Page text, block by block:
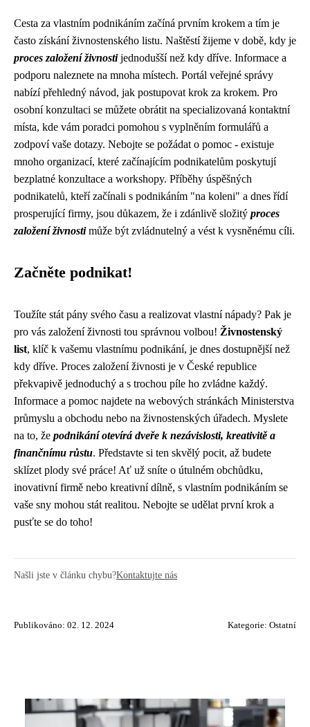
Cesta za vlastním podnikáním začíná prvním krokem a tím je
často získání živnostenského listu. Naštěstí žijeme v době, kdy je
proces založení živnostijednodušší než kdy dříve. Informace a
podporu naleznete na mnoha místech. Portál veřejné správy
nabízí přehledný návod, jak postupovat krok za krokem. Pro
osobní konzultaci se můžete obrátit na specializovaná kontaktní
místa, kde vám poradci pomohou s vyplněním formulářů a
zodpoví vaše dotazy. Nebojte se požádat o pomoc - existuje
mnoho organizací, které začínajícím podnikatelům poskytují
bezplatné konzultace a workshopy. Příběhy úspěšných
podnikatelů, kteří začínali s podnikáním "na koleni" a dnes řídí
prosperující firmy, jsou důkazem, že i zdánlivě složitý proces
založení živnostimůže být zvládnutelný a vést k vysněnému cíli.
Začněte podnikat!
Toužíte stát pány svého času a realizovat vlastní nápady? Pak je
pro vás založení živnosti tou správnou volbou! Živnostenský
list, klíč k vašemu vlastnímu podnikání, je dnes dostupnější než
kdy dříve. Proces založení živnosti je v České republice
překvapivě jednoduchý a s trochou píle ho zvládne každý.
Informace a pomoc najdete na webových stránkách Ministerstva
průmyslu a obchodu nebo na živnostenských úřadech. Myslete
na to, že podnikání otevírá dveře k nezávislosti, kreativitě a
finančnímu růstu. Představte si ten skvělý pocit, až budete
sklízet plody své práce! Ať už sníte o útulném obchůdku,
inovativní firmě nebo kreativní dílně, s vlastním podnikáním se
vaše sny mohou stát realitou. Nebojte se udělat první krok a
pusťte se do toho!
Našli jste v článku chybu?Kontaktujte nás
Publikováno: 02. 12. 2024 Kategorie: Ostatní